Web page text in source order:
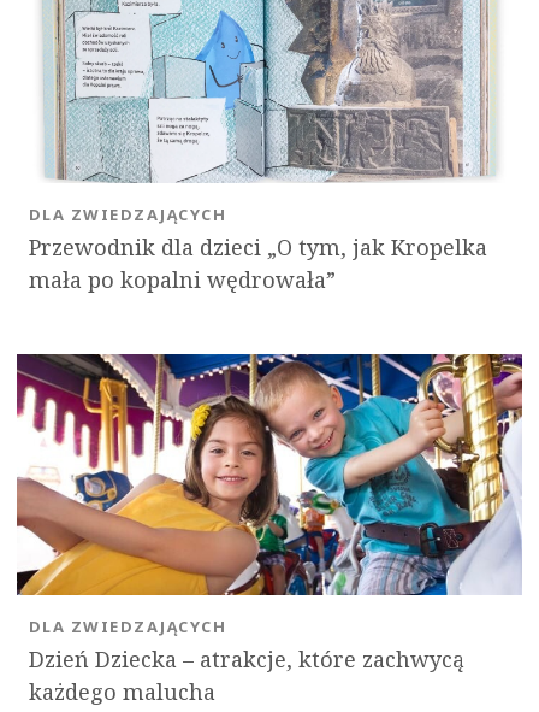
Przewodnik dla dzieci „O tym, jak Kropelka
mała po kopalni wędrowała”
DLA ZWIEDZAJĄCYCH
Dzień Dziecka – atrakcje, które zachwycą
każdego malucha
DLA ZWIEDZAJĄCYCH
OK